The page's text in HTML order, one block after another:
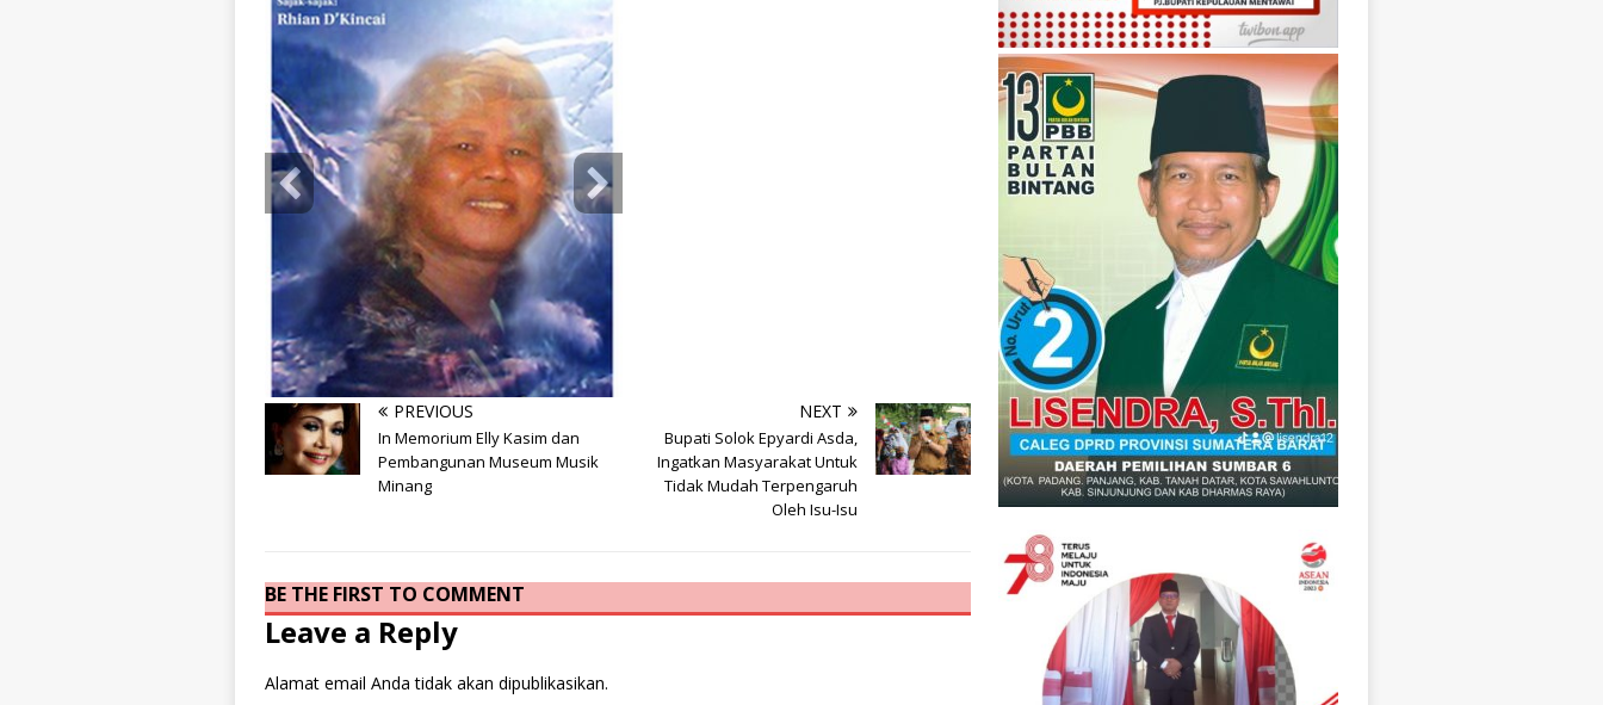
info heading
info content
PREVIOUS
In Memorium Elly Kasim dan
Pembangunan Museum Musik
Minang
NEXT
Bupati Solok Epyardi Asda,
Ingatkan Masyarakat Untuk
Tidak Mudah Terpengaruh
Oleh Isu-Isu
BE THE FIRST TO COMMENT
Leave a Reply
Alamat email Anda tidak akan dipublikasikan.